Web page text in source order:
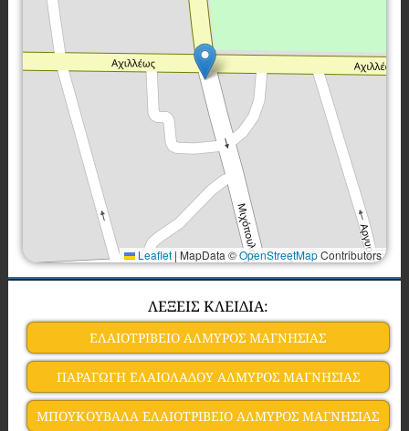
Leaflet | MapData ©OpenStreetMapContributors
ΛΕΞΕΙΣ ΚΛΕΙΔΙΑ:
ΕΛΑΙΟΤΡΙΒΕΙΟ ΑΛΜΥΡΟΣ ΜΑΓΝΗΣΙΑΣ
ΠΑΡΑΓΩΓΗ ΕΛΑΙΟΛΑΔΟΥ ΑΛΜΥΡΟΣ ΜΑΓΝΗΣΙΑΣ
ΜΠΟΥΚΟΥΒΑΛΑ ΕΛΑΙΟΤΡΙΒΕΙΟ ΑΛΜΥΡΟΣ ΜΑΓΝΗΣΙΑΣ